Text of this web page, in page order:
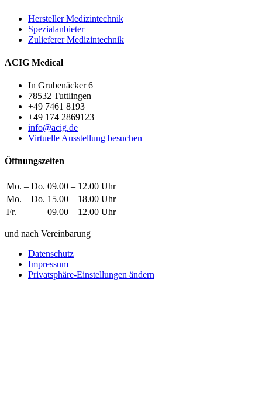
Hersteller Medizintechnik
Spezialanbieter
Zulieferer Medizintechnik
ACIG Medical
In Grubenäcker 6
78532 Tuttlingen
+49 7461 8193
+49 174 2869123
info@acig.de
Virtuelle Ausstellung besuchen
Öffnungszeiten
Mo. – Do. 09.00 – 12.00 Uhr
Mo. – Do. 15.00 – 18.00 Uhr
Fr.
09.00 – 12.00 Uhr
und nach Vereinbarung
Datenschutz
Impressum
Privatsphäre-Einstellungen ändern